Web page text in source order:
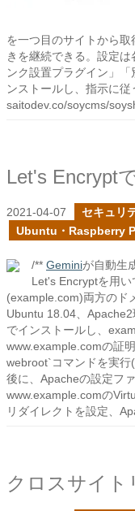
を一つ目のサイトから
きを継続できる。設定
ンク設置プラグイン」
ンストールし、指示に
saitodev.co/soycms/
Let's Encrypt
2021-04-07 セキュリ
Ubuntu・Raspberry
/** Geminiが自動生
Let's Encryptを用
(example.com)両方のド
Ubuntu 18.04、
でインストールし、
www.example.comの証
webroot`コマンドを実
後に、Apacheの設定フ
www.example.comの
リダイレクトを設定、